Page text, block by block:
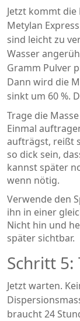
Jetzt kommt die
Metylan
sind leicht zu
Wasser
Gramm Pulver
Dann wird die
sinkt um 60 %.
Trage die
Einmal
aufträgst, reißt
so dick sein,
kannst später
wenn nötig.
Verwende den
ihn in einer
Nicht hin und
später sichtbar.
Schritt 5:
Jetzt warten.
braucht 24